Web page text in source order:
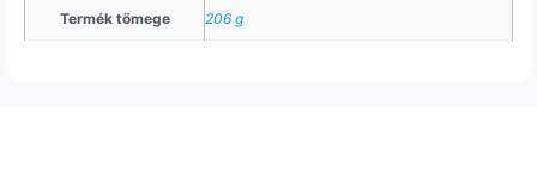
Termék tömege 206 g